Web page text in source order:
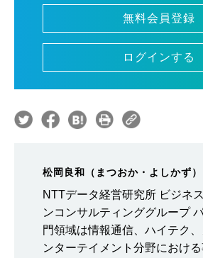
無料会員登録
ログインする
松岡良和（まつおか・よしかず）
NTTデータ経営研究所 ビジネ
ンコンサルティンググループ
門領域は情報通信、ハイテク
ンターテイメント分野におけ